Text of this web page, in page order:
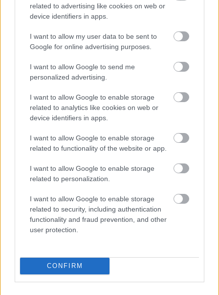
related to advertising like cookies on web or
device identifiers in apps.
I want to allow my user data to be sent to
Google for online advertising purposes.
I want to allow Google to send me
personalized advertising.
I want to allow Google to enable storage
related to analytics like cookies on web or
device identifiers in apps.
I want to allow Google to enable storage
related to functionality of the website or app.
I want to allow Google to enable storage
related to personalization.
I want to allow Google to enable storage
related to security, including authentication
functionality and fraud prevention, and other
user protection.
CONFIRM
önbizalom-infúzió!
2011. október 09. - NATO futás
A távolságról el kell mondanom, hogy az RDS-t a rajtvonal előtt olyan
harminc-negyven méterrel indítottam, és olyan tíz-húsz méterrel a cél után
Szerintem pontosan mérték ki a távot.
Viszont bosszantó, hogy az eredménylistát a nettó idővel nem tették közzé.
Bár azt még pótolhatják.
Magilla gorilla örökbecsűjével zárom
Legközelebb újra megpróbáljuk!
Ja, bevállalom a novemberi balatoni félmaratont. Ez már 90%!